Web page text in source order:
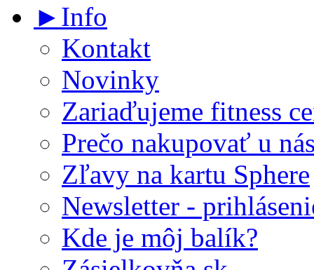
►Info
Kontakt
Novinky
Zariaďujeme fitness
Prečo nakupovať u
Zľavy na kartu Sphere
Newsletter -
Kde je môj balík?